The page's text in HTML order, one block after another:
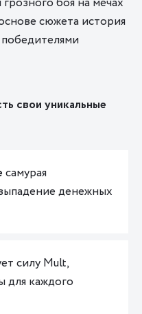
сюжета история
свои уникальные
самурая
денежных
силу Mult,
для каждого